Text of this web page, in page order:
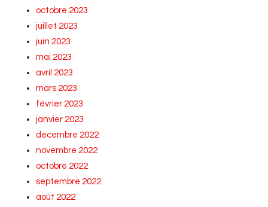
octobre 2023
juillet 2023
juin 2023
mai 2023
avril 2023
mars 2023
février 2023
janvier 2023
décembre 2022
novembre 2022
octobre 2022
septembre 2022
août 2022